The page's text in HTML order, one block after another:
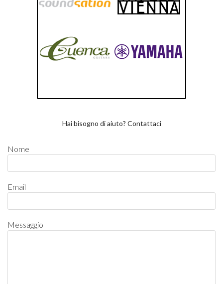
Hai bisogno di aiuto? Contattaci
Nome
Email
Messaggio